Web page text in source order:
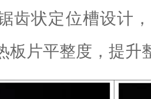
锯齿状定位槽设计
板片平整度，提升